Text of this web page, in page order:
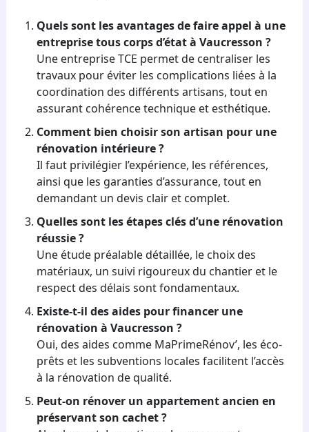
Quels sont les avantages de faire appel à une
entreprise tous corps d’état à Vaucresson ?
Une entreprise TCE permet de centraliser les
travaux pour éviter les complications liées à la
coordination des différents artisans, tout en
assurant cohérence technique et esthétique.
Comment bien choisir son artisan pour une
rénovation intérieure ?
Il faut privilégier l’expérience, les références,
ainsi que les garanties d’assurance, tout en
demandant un devis clair et complet.
Quelles sont les étapes clés d’une rénovation
réussie ?
Une étude préalable détaillée, le choix des
matériaux, un suivi rigoureux du chantier et le
respect des délais sont fondamentaux.
Existe-t-il des aides pour financer une
rénovation à Vaucresson ?
Oui, des aides comme MaPrimeRénov’, les éco-
prêts et les subventions locales facilitent l’accès
à la rénovation de qualité.
Peut-on rénover un appartement ancien en
préservant son cachet ?